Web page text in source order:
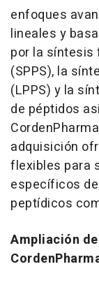
enfoques
lineales y
por la síntesis
(SPPS), la
(LPPS) y la
de péptidos
adquisición
flexibles para
específicos
peptídicos
Ampliación